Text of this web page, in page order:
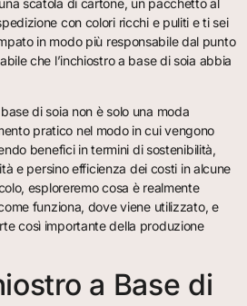
con colori ricchi e puliti e ti sei
in modo più responsabile dal punto
che l’inchiostro a base di soia abbia
di soia non è solo una moda
pratico nel modo in cui vengono
benefici in termini di sostenibilità,
e persino efficienza dei costi in alcune
esploreremo cosa è realmente
funziona, dove viene utilizzato, e
così importante della produzione
a Base di